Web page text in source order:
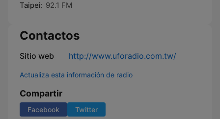
Taipei: 92.1 FM
Contactos
Sitio web http://www.uforadio.com.tw/
Actualiza esta información de radio
Compartir
Facebook Twitter